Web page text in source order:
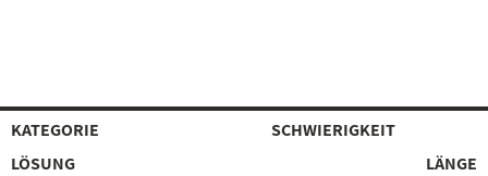
KATEGORIE
SCHWIERIGKEIT
LÖSUNG
LÄNGE